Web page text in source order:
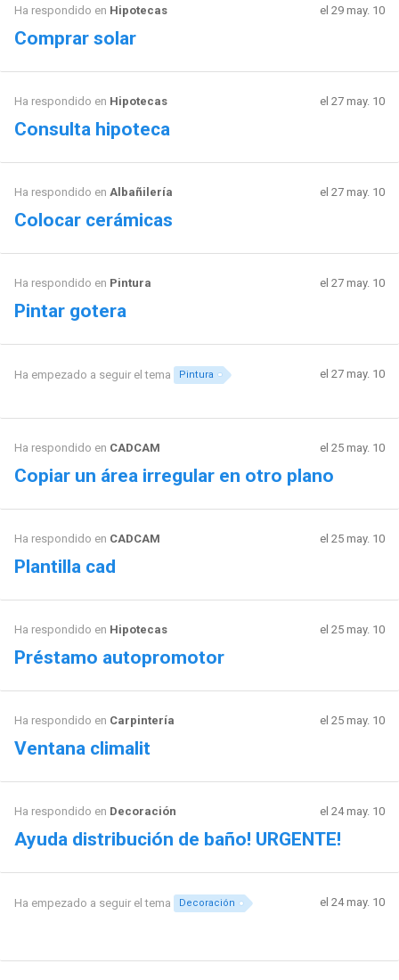
Ha respondido en Hipotecas el 29 may. 10
Comprar solar
Ha respondido en Hipotecas el 27 may. 10
Consulta hipoteca
Ha respondido en Albañilería el 27 may. 10
Colocar cerámicas
Ha respondido en Pintura el 27 may. 10
Pintar gotera
Ha empezado a seguir el tema Pintura el 27 may. 10
Ha respondido en CADCAM el 25 may. 10
Copiar un área irregular en otro plano
Ha respondido en CADCAM el 25 may. 10
Plantilla cad
Ha respondido en Hipotecas el 25 may. 10
Préstamo autopromotor
Ha respondido en Carpintería el 25 may. 10
Ventana climalit
Ha respondido en Decoración el 24 may. 10
Ayuda distribución de baño! URGENTE!
Ha empezado a seguir el tema Decoración el 24 may. 10